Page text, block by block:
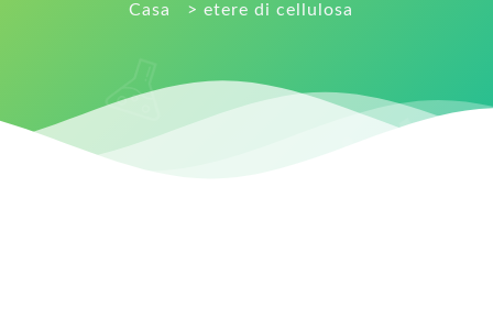
Casa > etere di cellulosa
NL